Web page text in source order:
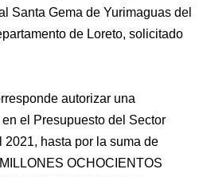
Santa Gema de Yurimaguas del
de Loreto, solicitado
autorizar una
el Presupuesto del Sector
hasta por la suma de
OCHOCIENTOS